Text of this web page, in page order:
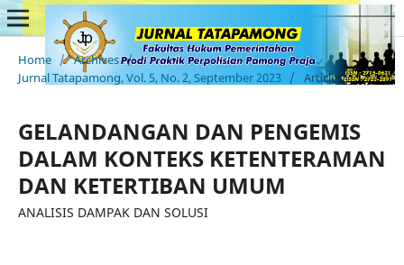
Home / Archives /
Jurnal Tatapamong, Vol. 5, No. 2, September 2023 / Articles
GELANDANGAN DAN PENGEMIS
DALAM KONTEKS KETENTERAMAN
DAN KETERTIBAN UMUM
ANALISIS DAMPAK DAN SOLUSI